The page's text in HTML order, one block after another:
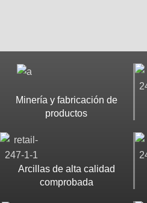
Minería y fabricación de
productos
Arcillas de alta calidad
comprobada